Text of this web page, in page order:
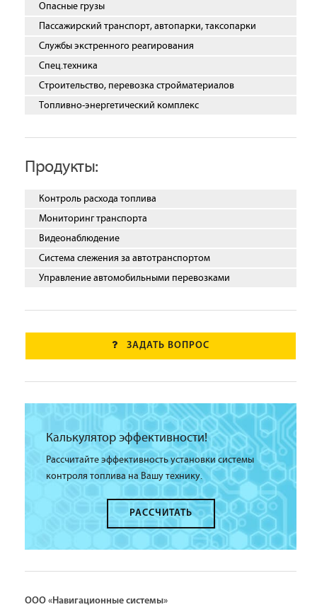
Опасные грузы
Пассажирский транспорт, автопарки, таксопарки
Службы экстренного реагирования
Спец.техника
Строительство, перевозка стройматериалов
Топливно-энергетический комплекс
Продукты:
Контроль расхода топлива
Мониторинг транспорта
Видеонаблюдение
Система слежения за автотранспортом
Управление автомобильными перевозками
ЗАДАТЬ ВОПРОС
Калькулятор эффективности!
Рассчитайте эффективность установки системы
контроля топлива на Вашу технику.
РАССЧИТАТЬ
ООО «Навигационные системы»